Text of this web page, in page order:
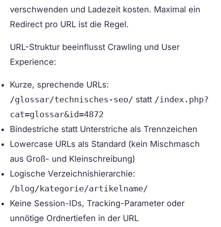
verschwenden und Ladezeit kosten. Maximal ein
Redirect pro URL ist die Regel.
URL-Struktur beeinflusst Crawling und User
Experience:
Kurze, sprechende URLs:
/glossar/technisches-seo/ statt /index.php?
cat=glossar&id=4872
Bindestriche statt Unterstriche als Trennzeichen
Lowercase URLs als Standard (kein Mischmasch
aus Groß- und Kleinschreibung)
Logische Verzeichnishierarchie:
/blog/kategorie/artikelname/
Keine Session-IDs, Tracking-Parameter oder
unnötige Ordnertiefen in der URL